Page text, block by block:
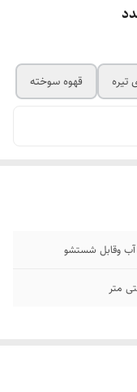
تیره قهوه سوخته
وقابل شستشو